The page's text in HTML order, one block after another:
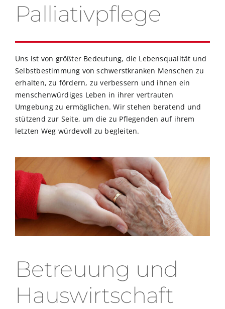
Palliativpflege
Uns ist von größter Bedeutung, die Lebensqualität und
Selbstbestimmung von schwerstkranken Menschen zu
erhalten, zu fördern, zu verbessern und ihnen ein
menschenwürdiges Leben in ihrer vertrauten
Umgebung zu ermöglichen. Wir stehen beratend und
stützend zur Seite, um die zu Pflegenden auf ihrem
letzten Weg würdevoll zu begleiten.
Betreuung und
Hauswirtschaft